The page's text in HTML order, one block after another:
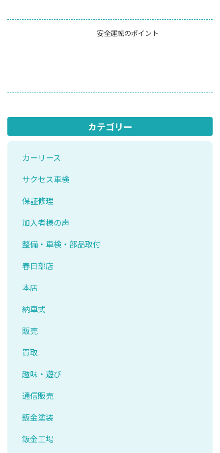
安全運転のポイント
カテゴリー
カーリース
サクセス車検
保証修理
加入者様の声
整備・車検・部品取付
春日部店
本店
納車式
販売
買取
趣味・遊び
通信販売
鈑金塗装
鈑金工場